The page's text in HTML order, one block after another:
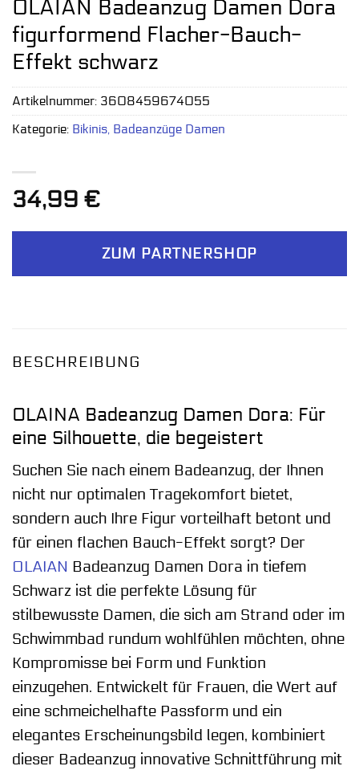
OLAIAN Badeanzug Damen Dora
figurformend Flacher-Bauch-
Effekt schwarz
34,99 €
ZUM PARTNERSHOP
Artikelnummer: 3608459674055
Kategorie: Bikinis, Badeanzüge Damen
BESCHREIBUNG
OLAINA Badeanzug Damen Dora: Für
eine Silhouette, die begeistert
Suchen Sie nach einem Badeanzug, der Ihnen
nicht nur optimalen Tragekomfort bietet,
sondern auch Ihre Figur vorteilhaft betont und
für einen flachen Bauch-Effekt sorgt? Der
OLAIAN Badeanzug Damen Dora in tiefem
Schwarz ist die perfekte Lösung für
stilbewusste Damen, die sich am Strand oder im
Schwimmbad rundum wohlfühlen möchten, ohne
Kompromisse bei Form und Funktion
einzugehen. Entwickelt für Frauen, die Wert auf
eine schmeichelhafte Passform und ein
elegantes Erscheinungsbild legen, kombiniert
dieser Badeanzug innovative Schnittführung mit